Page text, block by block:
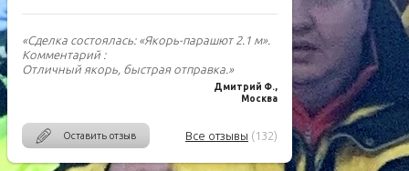
«Сделка состоялась: «Якорь-парашют 2.1 м».
Комментарий :
Отличный якорь, быстрая отправка.»
Дмитрий Ф.,
Москва
Оставить отзыв Все отзывы (132)